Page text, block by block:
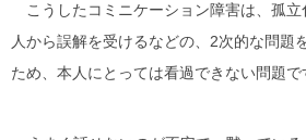
こうしたコミニケーション障害は、孤立
人から誤解を受けるなどの、2次的な問題
ため、本人にとっては看過できない問題で